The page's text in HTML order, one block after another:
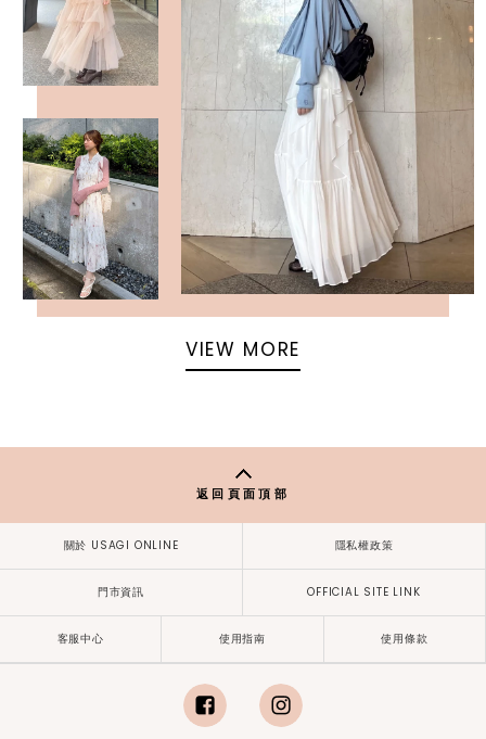
VIEW MORE
返回頁面頂部
關於 USAGI ONLINE 隱私權政策
門市資訊 OFFICIAL SITE LINK
客服中心 使用指南 使用條款